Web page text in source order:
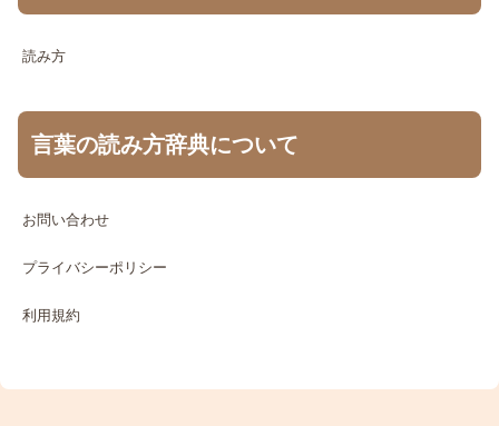
読み方
言葉の読み方辞典について
お問い合わせ
プライバシーポリシー
利用規約